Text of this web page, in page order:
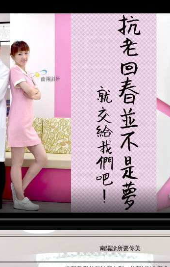
南陽診所要你美